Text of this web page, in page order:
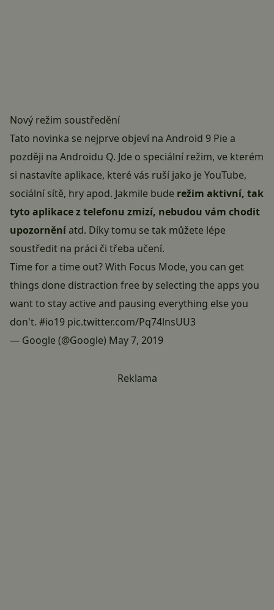
Nový režim soustředění
Tato novinka se nejprve objeví na Android 9 Piea
později na Androidu Q. Jde o speciální režim, ve kterém
si nastavíte aplikace, které vás ruší jako je YouTube,
sociální sítě, hry apod. Jakmile bude režim aktivní, tak
tyto aplikace z telefonu zmizí, nebudou vám chodit
upozorněníatd. Díky tomu se tak můžete lépe
soustředit na práci či třeba učení.
Time for a time out? With Focus Mode, you can get
things done distraction free by selecting the apps you
want to stay active and pausing everything else you
don't. #io19 pic.twitter.com/Pq74lnsUU3
— Google (@Google) May 7, 2019
Reklama